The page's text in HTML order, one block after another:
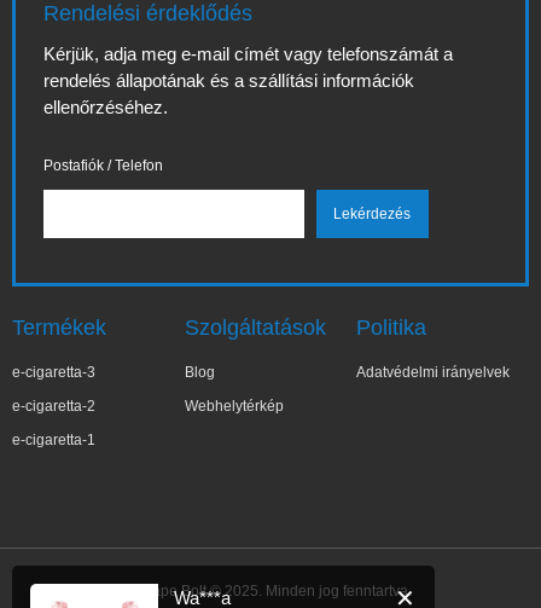
Rendelési érdeklődés
Kérjük, adja meg e-mail címét vagy telefonszámát a
rendelés állapotának és a szállítási információk
ellenőrzéséhez.
Postafiók / Telefon
Termékek
e-cigaretta-3
e-cigaretta-2
e-cigaretta-1
Szolgáltatások
Blog
Webhelytérkép
Politika
Adatvédelmi irányelvek
IBVape Bolt © 2025. Minden jog fenntartva.
✕
Wa***a